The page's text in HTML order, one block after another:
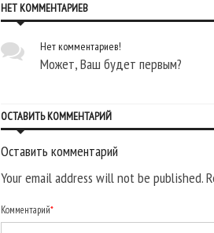
НЕТ КОММЕНТАРИЕВ
Нет комментариев!
Может, Ваш будет первым?
ОСТАВИТЬ КОММЕНТАРИЙ
Оставить комментарий
Your email address will not be published.
Комментарий*